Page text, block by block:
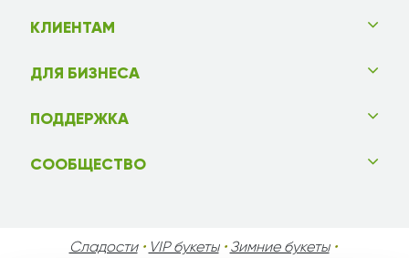
КЛИЕНТАМ
ДЛЯ БИЗНЕСА
ПОДДЕРЖКА
СООБЩЕСТВО
Сладости• VIP букеты• Зимние букеты•